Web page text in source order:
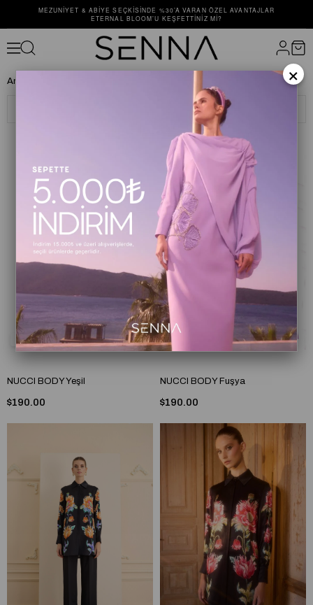
MEZUNIYET & ABIYE SEÇKISINDE %30’A VARAN ÖZEL AVANTAJLAR
ETERNAL BLOOM’U KEŞFETTINIZ MI?
Anasayfa
Sıralama
2
NUCCI BODY Yeşil
$190.00
NUCCI BODY Fuşya
$190.00
×